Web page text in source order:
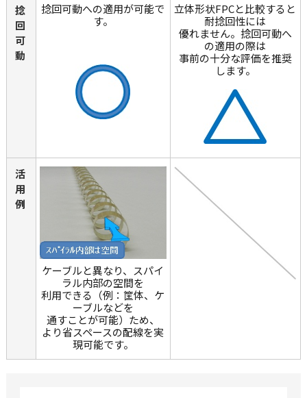
捻
回
可
動
捻回可動への適用が可能で
す。
立体形状FPCと比較すると
耐捻回性には
優れません。捻回可動へ
の適用の際は
事前の十分な評価を推奨
します。
活
用
例
ケーブルと異なり、スパイ
ラル内部の空間を
利用できる（例：筐体、ケ
ーブルなどを
通すことが可能）ため、
より省スペースの配線を実
現可能です。